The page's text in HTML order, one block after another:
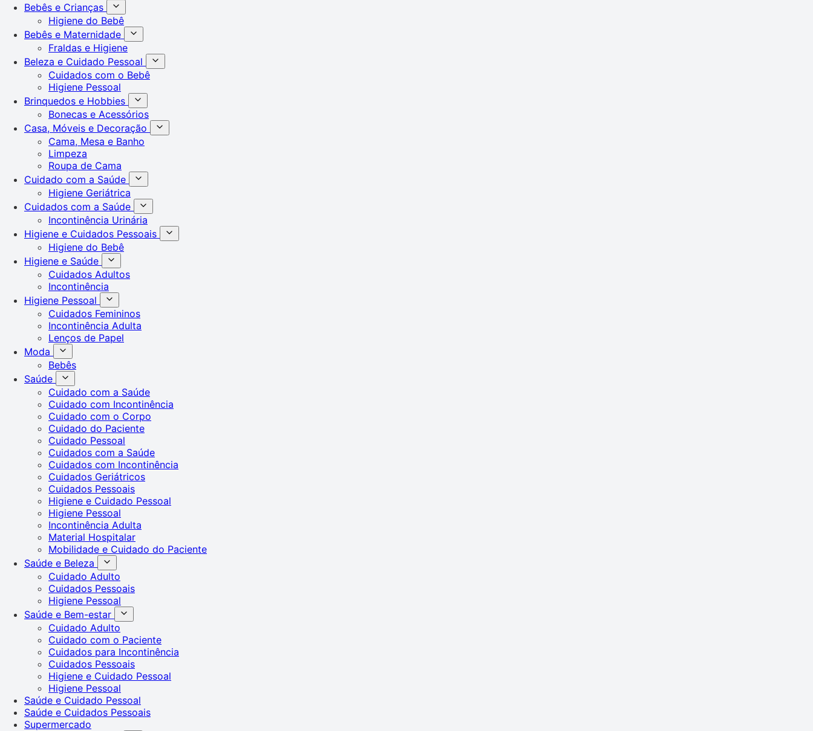
Bebês e Crianças
Higiene do Bebê
Bebês e Maternidade
Fraldas e Higiene
Beleza e Cuidado Pessoal
Cuidados com o Bebê
Higiene Pessoal
Brinquedos e Hobbies
Bonecas e Acessórios
Casa, Móveis e Decoração
Cama, Mesa e Banho
Limpeza
Roupa de Cama
Cuidado com a Saúde
Higiene Geriátrica
Cuidados com a Saúde
Incontinência Urinária
Higiene e Cuidados Pessoais
Higiene do Bebê
Higiene e Saúde
Cuidados Adultos
Incontinência
Higiene Pessoal
Cuidados Femininos
Incontinência Adulta
Lenços de Papel
Moda
Bebês
Saúde
Cuidado com a Saúde
Cuidado com Incontinência
Cuidado com o Corpo
Cuidado do Paciente
Cuidado Pessoal
Cuidados com a Saúde
Cuidados com Incontinência
Cuidados Geriátricos
Cuidados Pessoais
Higiene e Cuidado Pessoal
Higiene Pessoal
Incontinência Adulta
Material Hospitalar
Mobilidade e Cuidado do Paciente
Saúde e Beleza
Cuidado Adulto
Cuidados Pessoais
Higiene Pessoal
Saúde e Bem-estar
Cuidado Adulto
Cuidado com o Paciente
Cuidados para Incontinência
Cuidados Pessoais
Higiene e Cuidado Pessoal
Higiene Pessoal
Saúde e Cuidado Pessoal
Saúde e Cuidados Pessoais
Supermercado